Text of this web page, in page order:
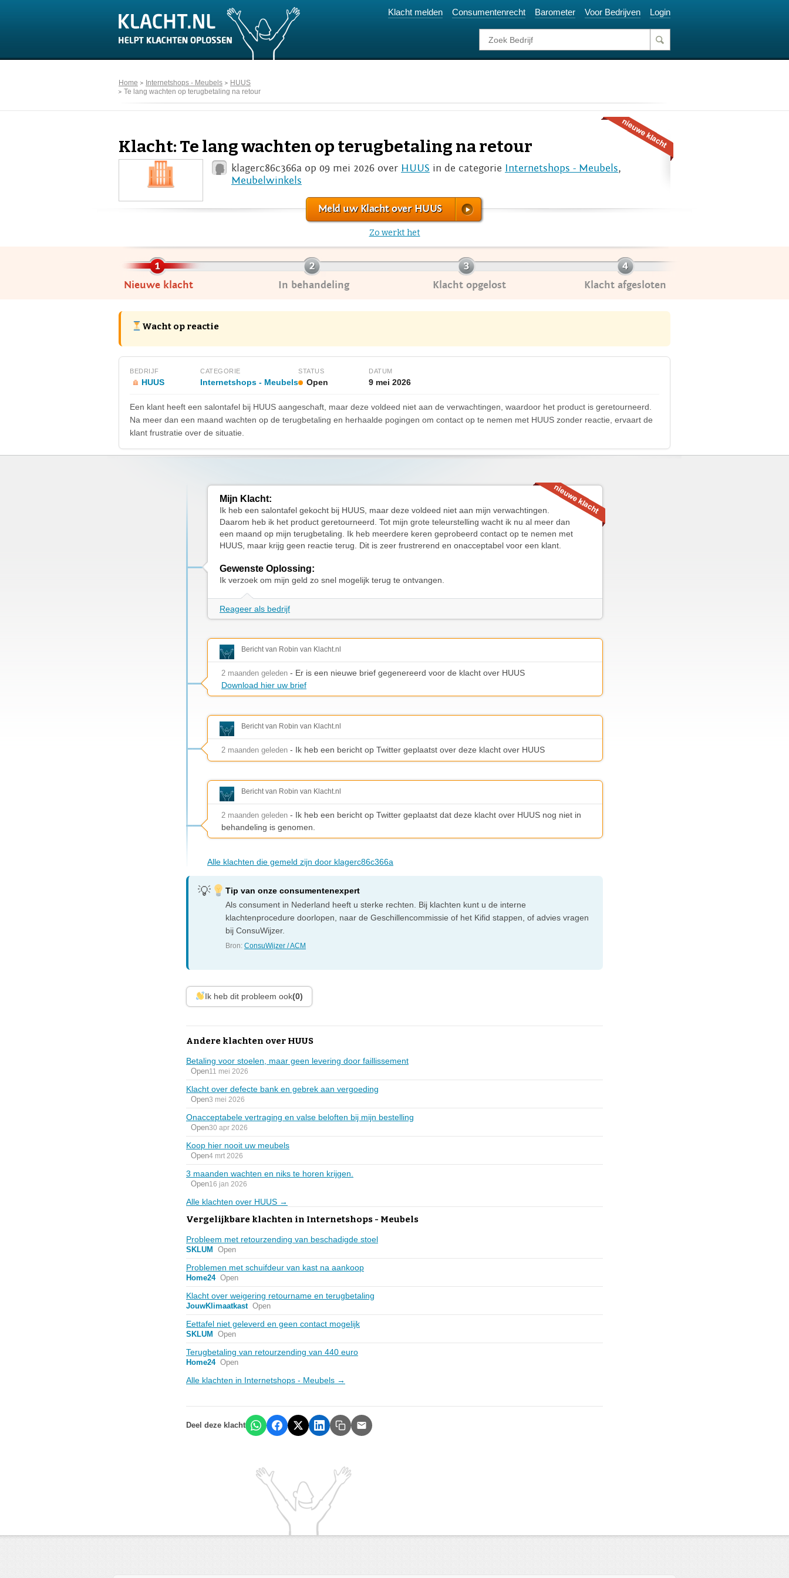
Klacht melden Consumentenrecht Barometer Voor Bedrijven Login
Home Internetshops - Meubels
HUUS
Te lang wachten op terugbetaling na retour
Klacht: Te lang wachten op terugbetaling na retour
klagerc86c366a op 09 mei 2026 over HUUS in de categorie Internetshops - Meubels,
Meubelwinkels
Meld uw Klacht over HUUS
Zo werkt het
Nieuwe klacht In behandeling Klacht opgelost Klacht afgesloten
Wacht op reactie
BEDRIJF
HUUS
CATEGORIE
Internetshops - Meubels
STATUS
Open
DATUM
9 mei 2026
Een klant heeft een salontafel bij HUUS aangeschaft, maar deze voldeed niet aan de verwachtingen, waardoor het product is geretourneerd.
Na meer dan een maand wachten op de terugbetaling en herhaalde pogingen om contact op te nemen met HUUS zonder reactie, ervaart de
klant frustratie over de situatie.
Mijn Klacht:
Ik heb een salontafel gekocht bij HUUS, maar deze voldeed niet aan mijn verwachtingen.
Daarom heb ik het product geretourneerd. Tot mijn grote teleurstelling wacht ik nu al meer dan
een maand op mijn terugbetaling. Ik heb meerdere keren geprobeerd contact op te nemen met
HUUS, maar krijg geen reactie terug. Dit is zeer frustrerend en onacceptabel voor een klant.
Gewenste Oplossing:
Ik verzoek om mijn geld zo snel mogelijk terug te ontvangen.
Reageer als bedrijf
Bericht van Robin van Klacht.nl
2 maanden geleden - Er is een nieuwe brief gegenereerd voor de klacht over HUUS
Download hier uw brief
Bericht van Robin van Klacht.nl
2 maanden geleden - Ik heb een bericht op Twitter geplaatst over deze klacht over HUUS
Bericht van Robin van Klacht.nl
2 maanden geleden - Ik heb een bericht op Twitter geplaatst dat deze klacht over HUUS nog niet in
behandeling is genomen.
Alle klachten die gemeld zijn door klagerc86c366a
Tip van onze consumentenexpert
Als consument in Nederland heeft u sterke rechten. Bij klachten kunt u de interne
klachtenprocedure doorlopen, naar de Geschillencommissie of het Kifid stappen, of advies vragen
bij ConsuWijzer.
Bron:ConsuWijzer / ACM
Ik heb dit probleem ook(0)
Andere klachten over HUUS
Betaling voor stoelen, maar geen levering door faillissement
Open11 mei 2026
Klacht over defecte bank en gebrek aan vergoeding
Open3 mei 2026
Onacceptabele vertraging en valse beloften bij mijn bestelling
Open30 apr 2026
Koop hier nooit uw meubels
Open4 mrt 2026
3 maanden wachten en niks te horen krijgen.
Open16 jan 2026
Alle klachten over HUUS →
Vergelijkbare klachten in Internetshops - Meubels
Probleem met retourzending van beschadigde stoel
SKLUM Open
Problemen met schuifdeur van kast na aankoop
Home24 Open
Klacht over weigering retourname en terugbetaling
JouwKlimaatkast Open
Eettafel niet geleverd en geen contact mogelijk
SKLUM Open
Terugbetaling van retourzending van 440 euro
Home24 Open
Alle klachten in Internetshops - Meubels →
Deel deze klacht